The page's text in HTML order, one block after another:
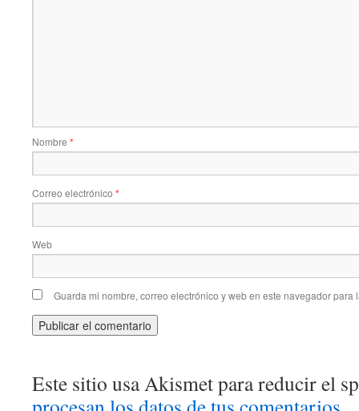
Nombre *
Correo electrónico *
Web
Guarda mi nombre, correo electrónico y web en este navegador para
Este sitio usa Akismet para reducir el